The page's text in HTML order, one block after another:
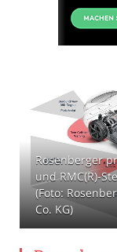
Rosenberger
und RMC(R)-
(Foto:
Co. KG)